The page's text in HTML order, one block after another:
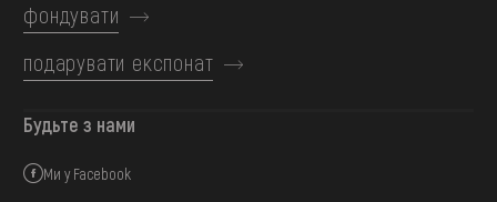
фондувати
подарувати експонат
Будьте з нами
Ми у Facebook